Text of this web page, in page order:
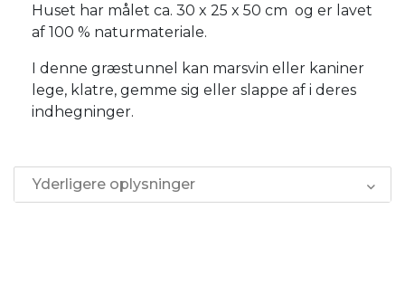
Huset har målet ca. 30 x 25 x 50 cm og er lavet
af 100 % naturmateriale.
I denne græstunnel kan marsvin eller kaniner
lege, klatre, gemme sig eller slappe af i deres
indhegninger.
Yderligere oplysninger